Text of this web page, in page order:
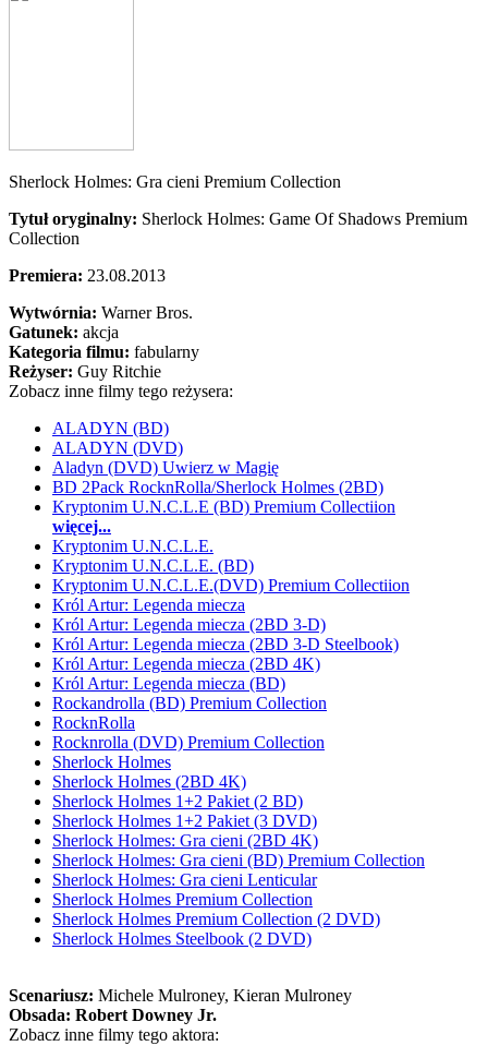
Sherlock Holmes: Gra cieni Premium Collection
Tytuł oryginalny: Sherlock Holmes: Game Of Shadows Premium
Collection
Premiera: 23.08.2013
Wytwórnia: Warner Bros.
Gatunek: akcja
Kategoria filmu: fabularny
Reżyser: Guy Ritchie
Zobacz inne filmy tego reżysera:
ALADYN (BD)
ALADYN (DVD)
Aladyn (DVD) Uwierz w Magię
BD 2Pack RocknRolla/Sherlock Holmes (2BD)
Kryptonim U.N.C.L.E (BD) Premium Collectiion
więcej...
Kryptonim U.N.C.L.E.
Kryptonim U.N.C.L.E. (BD)
Kryptonim U.N.C.L.E.(DVD) Premium Collectiion
Król Artur: Legenda miecza
Król Artur: Legenda miecza (2BD 3-D)
Król Artur: Legenda miecza (2BD 3-D Steelbook)
Król Artur: Legenda miecza (2BD 4K)
Król Artur: Legenda miecza (BD)
Rockandrolla (BD) Premium Collection
RocknRolla
Rocknrolla (DVD) Premium Collection
Sherlock Holmes
Sherlock Holmes (2BD 4K)
Sherlock Holmes 1+2 Pakiet (2 BD)
Sherlock Holmes 1+2 Pakiet (3 DVD)
Sherlock Holmes: Gra cieni (2BD 4K)
Sherlock Holmes: Gra cieni (BD) Premium Collection
Sherlock Holmes: Gra cieni Lenticular
Sherlock Holmes Premium Collection
Sherlock Holmes Premium Collection (2 DVD)
Sherlock Holmes Steelbook (2 DVD)
Scenariusz: Michele Mulroney, Kieran Mulroney
Obsada: Robert Downey Jr.
Zobacz inne filmy tego aktora: